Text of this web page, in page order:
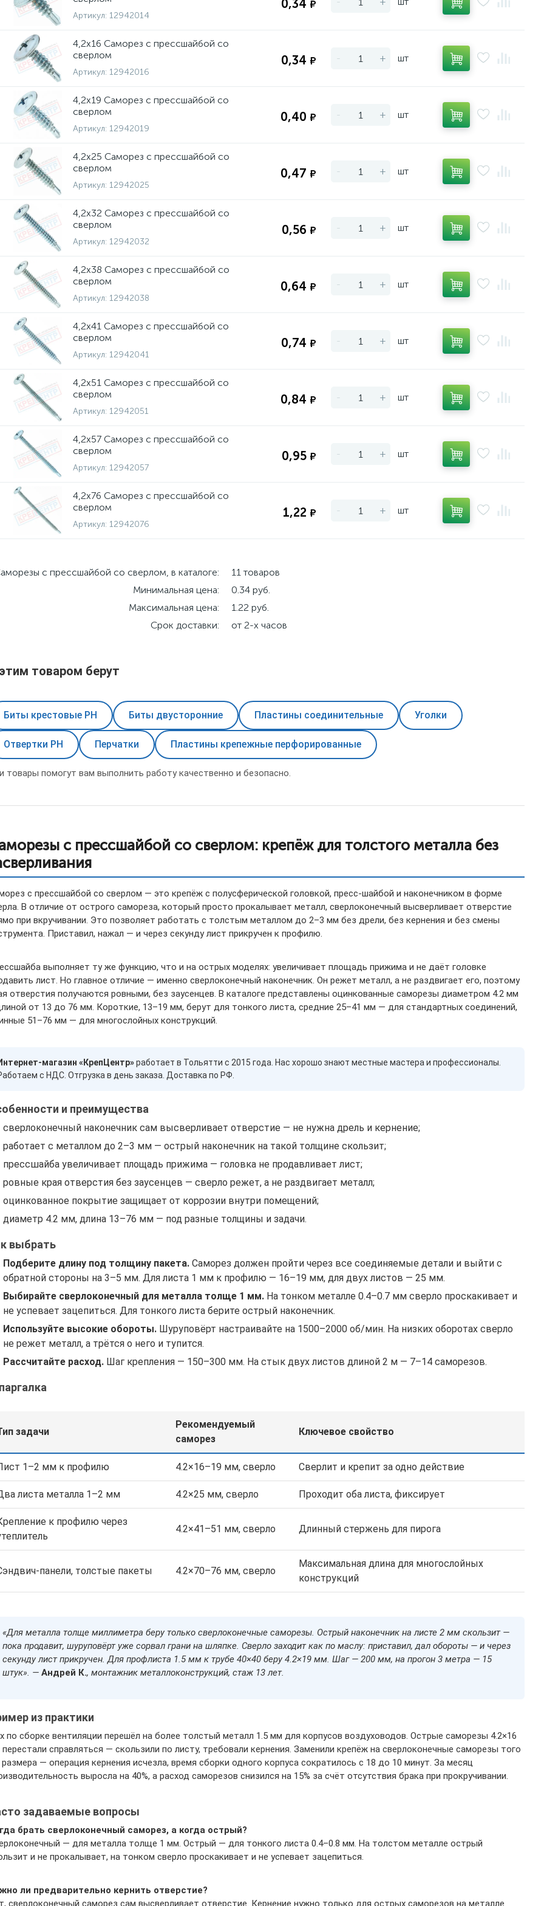
Артикул: 12942014
0,34 ₽
4,2х16 Саморез с прессшайбой со
сверлом
Артикул: 12942016
0,34 ₽ - + шт
4,2х19 Саморез с прессшайбой со
сверлом
Артикул: 12942019
0,40 ₽ - + шт
4,2х25 Саморез с прессшайбой со
сверлом
Артикул: 12942025
0,47 ₽ - + шт
4,2х32 Саморез с прессшайбой со
сверлом
Артикул: 12942032
0,56 ₽ - + шт
4,2х38 Саморез с прессшайбой со
сверлом
Артикул: 12942038
0,64 ₽ - + шт
4,2х41 Саморез с прессшайбой со
сверлом
Артикул: 12942041
0,74 ₽ - + шт
4,2х51 Саморез с прессшайбой со
сверлом
Артикул: 12942051
0,84 ₽ - + шт
4,2х57 Саморез с прессшайбой со
сверлом
Артикул: 12942057
0,95 ₽ - + шт
4,2х76 Саморез с прессшайбой со
сверлом
Артикул: 12942076
1,22 ₽ - + шт
с прессшайбой со сверлом, в каталоге:
11 товаров
Минимальная цена:
0.34 руб.
Максимальная цена:
1.22 руб.
Срок доставки:
от 2-х часов
товаром берут
Биты крестовые PH Биты двусторонние Пластины соединительные Уголки
Отвертки PH Перчатки Пластины крепежные перфорированные
товары помогут вам выполнить работу качественно и безопасно.
с прессшайбой со сверлом: крепёж для толстого металла без
с прессшайбой со сверлом — это крепёж с полусферической головкой, пресс-шайбой и наконечником в форме
В отличие от острого самореза, который просто прокалывает металл, сверлоконечный высверливает отверстие
при вкручивании. Это позволяет работать с толстым металлом до 2–3 мм без дрели, без кернения и без смены
Приставил, нажал — и через секунду лист прикручен к профилю.
выполняет ту же функцию, что и на острых моделях: увеличивает площадь прижима и не даёт головке
лист. Но главное отличие — именно сверлоконечный наконечник. Он режет металл, а не раздвигает его, поэтому
отверстия получаются ровными, без заусенцев. В каталоге представлены оцинкованные саморезы диаметром 4.2 мм
от 13 до 76 мм. Короткие, 13–19 мм, берут для тонкого листа, средние 25–41 мм — для стандартных соединений,
51–76 мм — для многослойных конструкций.
магазин «КрепЦентр»работает в Тольятти с 2015 года. Нас хорошо знают местные мастера и профессионалы.
с НДС. Отгрузка в день заказа. Доставка по РФ.
и преимущества
сверлоконечный наконечник сам высверливает отверстие — не нужна дрель и кернение;
работает с металлом до 2–3 мм — острый наконечник на такой толщине скользит;
прессшайба увеличивает площадь прижима — головка не продавливает лист;
ровные края отверстия без заусенцев — сверло режет, а не раздвигает металл;
оцинкованное покрытие защищает от коррозии внутри помещений;
диаметр 4.2 мм, длина 13–76 мм — под разные толщины и задачи.
выбрать
Подберите длину под толщину пакета. Саморез должен пройти через все соединяемые детали и выйти с
обратной стороны на 3–5 мм. Для листа 1 мм к профилю — 16–19 мм, для двух листов — 25 мм.
Выбирайте сверлоконечный для металла толще 1 мм. На тонком металле 0.4–0.7 мм сверло проскакивает и
не успевает зацепиться. Для тонкого листа берите острый наконечник.
Используйте высокие обороты. Шуруповёрт настраивайте на 1500–2000 об/мин. На низких оборотах сверло
не режет металл, а трётся о него и тупится.
Рассчитайте расход. Шаг крепления — 150–300 мм. На стык двух листов длиной 2 м — 7–14 саморезов.
задачи
Рекомендуемый
саморез
Ключевое свойство
1–2 мм к профилю 4.2×16–19 мм, сверло Сверлит и крепит за одно действие
листа металла 1–2 мм 4.2×25 мм, сверло Проходит оба листа, фиксирует
к профилю через
4.2×41–51 мм, сверло Длинный стержень для пирога
панели, толстые пакеты 4.2×70–76 мм, сверло
Максимальная длина для многослойных
конструкций
«Для металла толще миллиметра беру только сверлоконечные саморезы. Острый наконечник на листе 2 мм скользит —
пока продавит, шуруповёрт уже сорвал грани на шляпке. Сверло заходит как по маслу: приставил, дал обороты — и через
секунду лист прикручен. Для профлиста 1.5 мм к трубе 40×40 беру 4.2×19 мм. Шаг — 200 мм, на прогон 3 метра — 15
штук». — Андрей К., монтажник металлоконструкций, стаж 13 лет.
из практики
по сборке вентиляции перешёл на более толстый металл 1.5 мм для корпусов воздуховодов. Острые саморезы 4.2×16
справляться — скользили по листу, требовали кернения. Заменили крепёж на сверлоконечные саморезы того
— операция кернения исчезла, время сборки одного корпуса сократилось с 18 до 10 минут. За месяц
выросла на 40%, а расход саморезов снизился на 15% за счёт отсутствия брака при прокручивании.
задаваемые вопросы
брать сверлоконечный саморез, а когда острый?
— для металла толще 1 мм. Острый — для тонкого листа 0.4–0.8 мм. На толстом металле острый
и не прокалывает, на тонком сверло проскакивает и не успевает зацепиться.
ли предварительно кернить отверстие?
сверлоконечный саморез сам высверливает отверстие. Кернение нужно только для острых саморезов на металле